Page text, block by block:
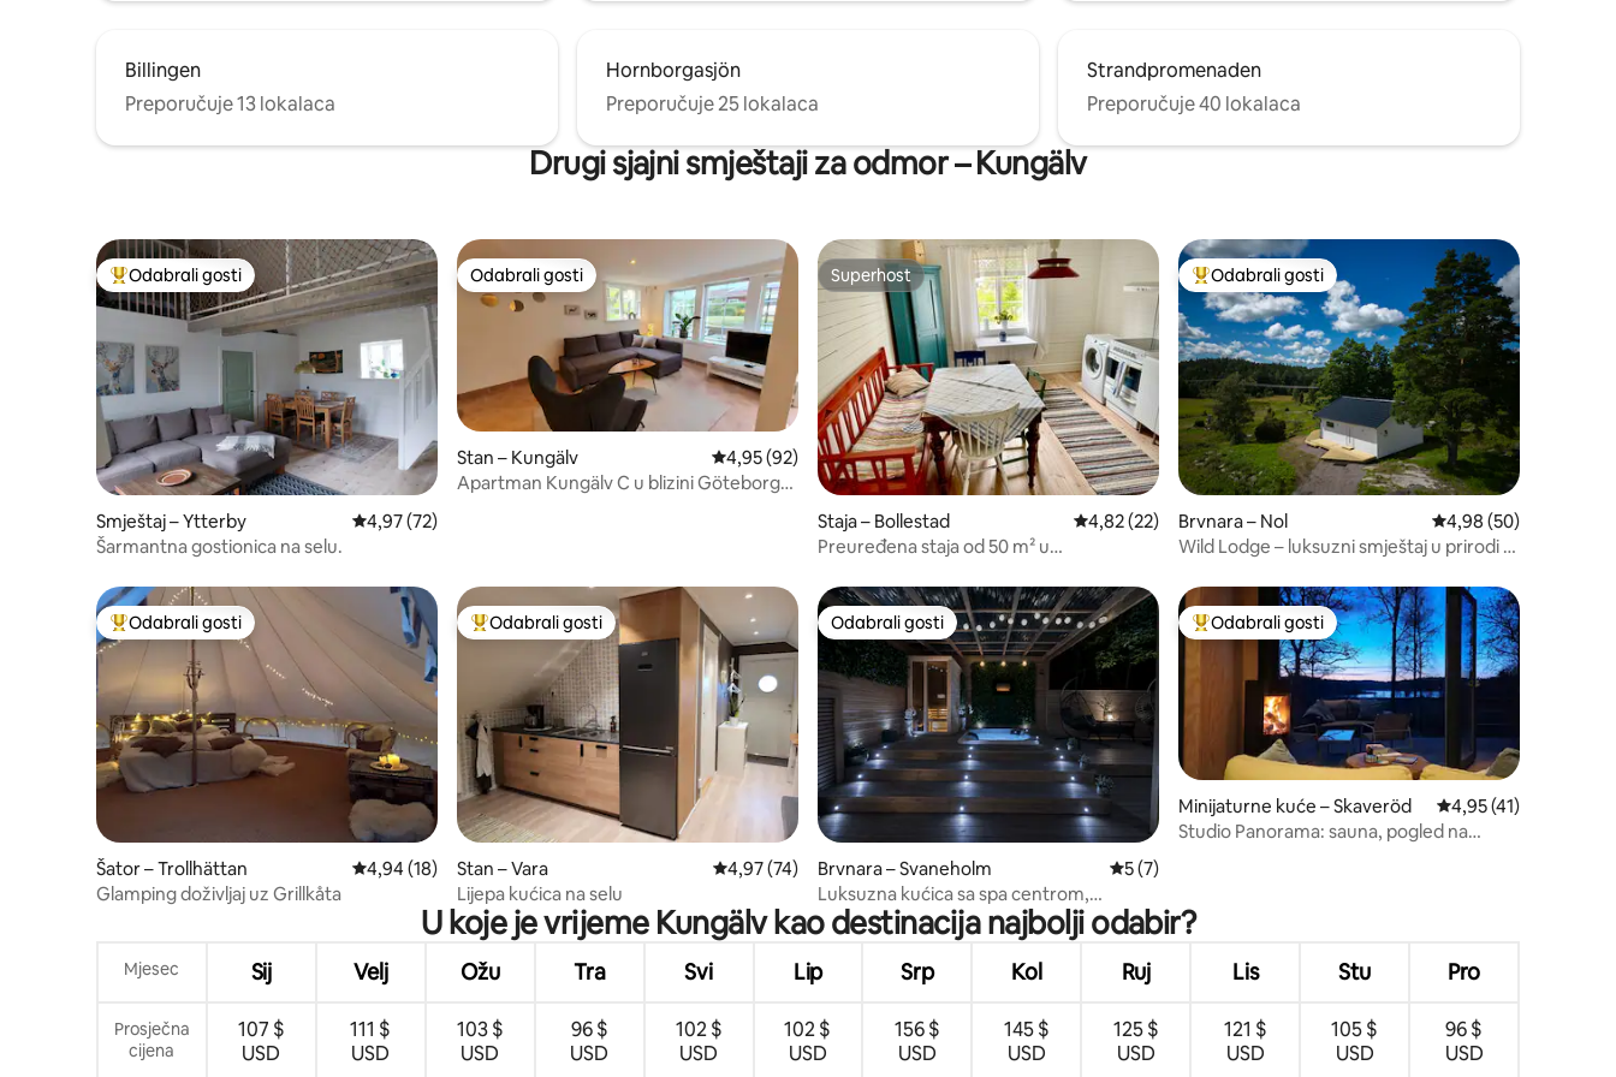
Billingen
Preporučuje 13 lokalaca
Hornborgasjön
Preporučuje 25 lokalaca
Strandpromenaden
Preporučuje 40 lokalaca
Drugi sjajni smještaji za odmor – Kungälv
Među najviše rangiranima s oznakom „Odabrali gosti”
Odabrali gosti
Smještaj – Ytterby Prosječna ocjena: 4,97/5, recenzija: 72
4,97 (72)
Šarmantna gostionica na selu.
Odabrali gosti
Odabrali gosti
Stan – Kungälv Prosječna ocjena: 4,95/5, recenzija: 92
4,95 (92)
Apartman Kungälv C u blizini Göteborga i
Superhost
Superhost
Staja – Bollestad Prosječna ocjena: 4,82/5, recenzija: 22
4,82 (22)
Preuređena staja od 50 m² u
Među najviše rangiranima s oznakom „Odabrali gosti”
Odabrali gosti
Brvnara – Nol Prosječna ocjena:
4,98 (50)
Wild Lodge – luksuzni smještaj u prirodi u
Među najviše rangiranima s oznakom „Odabrali gosti”
Odabrali gosti
Šator – Trollhättan Prosječna ocjena: 4,94/5, recenzija: 18
4,94 (18)
Glamping doživljaj uz Grillkåta
Među najviše rangiranima s oznakom „Odabrali gosti”
Odabrali gosti
Stan – Vara Prosječna ocjena: 4,97/5, recenzija: 74
4,97 (74)
Lijepa kućica na selu
Odabrali gosti
Odabrali gosti
Brvnara – Svaneholm Prosječna ocjena: 5/5, recenzija: 7
5 (7)
Luksuzna kućica sa spa centrom,
saunom i smještena blizu jezera
Među najviše rangiranima s oznakom „Odabrali gosti”
Odabrali gosti
Minijaturne kuće – Skaveröd Prosječna ocjena:
4,95 (41)
Studio Panorama: sauna, pogled na
U koje je vrijeme Kungälv kao destinacija najbolji odabir?
Mjesec Sij Velj Ožu Tra Svi Lip Srp Kol Ruj Lis Stu Pro
Prosječna
cijena
107 $
USD
111 $
USD
103 $
USD
96 $
USD
102 $
USD
102 $
USD
156 $
USD
145 $
USD
125 $
USD
121 $
USD
105 $
USD
96 $
USD